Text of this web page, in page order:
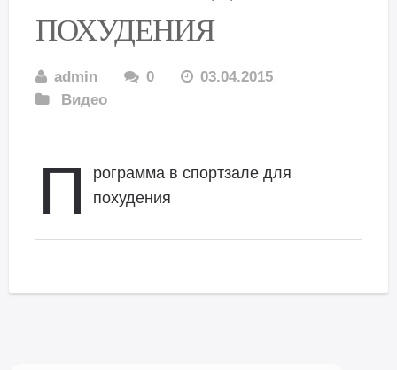
ПОХУДЕНИЯ
admin 0
03.04.2015
Видео
П
рограмма в спортзале для
похудения